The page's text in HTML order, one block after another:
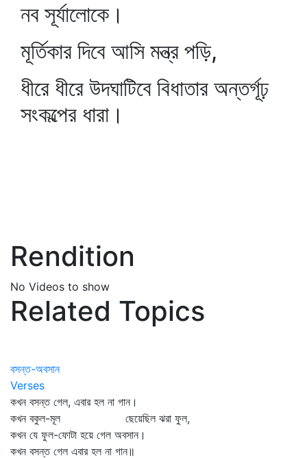
নব সূর্যালোকে।
মূর্তিকার দিবে আসি মন্ত্র পড়ি,
ধীরে ধীরে উদঘাটিবে বিধাতার অন্তর্গূঢ়
সংকল্পের ধারা।
Rendition
No Videos to show
Related Topics
বসন্ত-অবসান
Verses
কখন বসন্ত গেল, এবার হল না গান।
কখন বকুল-মূল ছেয়েছিল ঝরা ফুল,
কখন যে ফুল-ফোটা হয়ে গেল অবসান।
কখন বসন্ত গেল এবার হল না গান॥